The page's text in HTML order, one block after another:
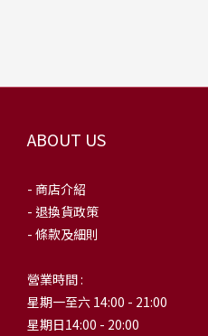
ABOUT US
- 商店介紹
- 退換貨政策
- 條款及細則
營業時間 :
星期一至六 14:00 - 21:00
星期日14:00 - 20:00